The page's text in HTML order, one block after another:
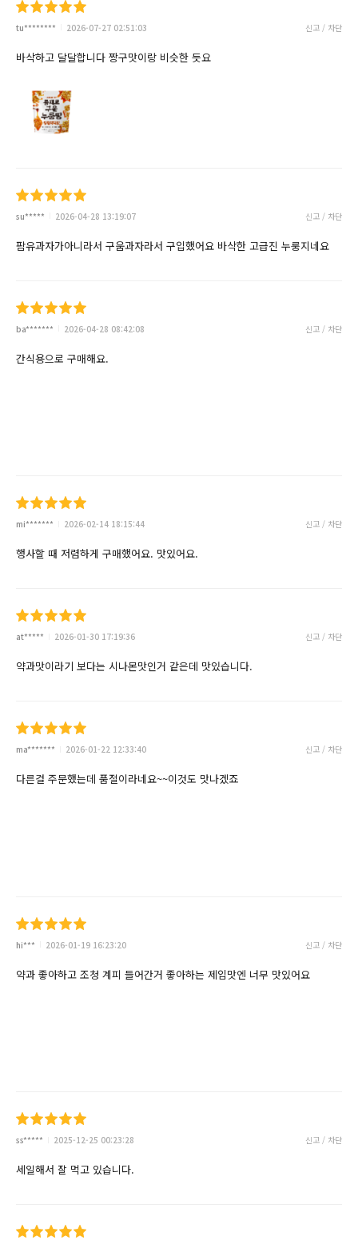
tu******** 2026-07-27 02:51:03 신고 / 차단
바삭하고 달달합니다 짱구맛이랑 비슷한 듯요
su***** 2026-04-28 13:19:07 신고 / 차단
팜유과자가아니라서 구움과자라서 구입했어요 바삭한 고급진 누룽지네요
ba******* 2026-04-28 08:42:08 신고 / 차단
간식용으로 구매해요.
mi******* 2026-02-14 18:15:44 신고 / 차단
행사할 때 저렴하게 구매했어요. 맛있어요.
at***** 2026-01-30 17:19:36 신고 / 차단
약과맛이라기 보다는 시나몬맛인거 같은데 맛있습니다.
ma******* 2026-01-22 12:33:40 신고 / 차단
다른걸 주문했는데 품절이라네요~~이것도 맛나겠죠
hi*** 2026-01-19 16:23:20 신고 / 차단
약과 좋아하고 조청 계피 들어간거 좋아하는 제입맛엔 너무 맛있어요
ss***** 2025-12-25 00:23:28 신고 / 차단
세일해서 잘 먹고 있습니다.